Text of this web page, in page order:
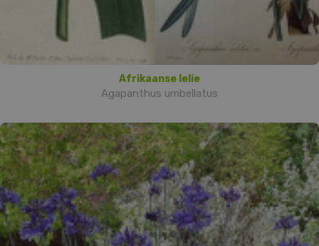
Afrikaanse lelie
Agapanthus umbellatus